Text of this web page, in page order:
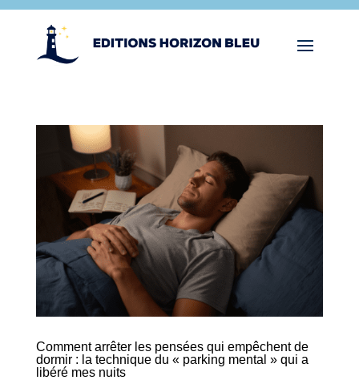
Comment arrêter les pensées qui empêchent de
dormir : la technique du « parking mental » qui a
libéré mes nuits